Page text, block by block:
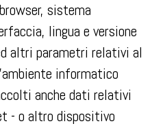
sistema
lingua e versione
altri parametri relativi al
informatico
anche dati relativi
- o altro dispositivo